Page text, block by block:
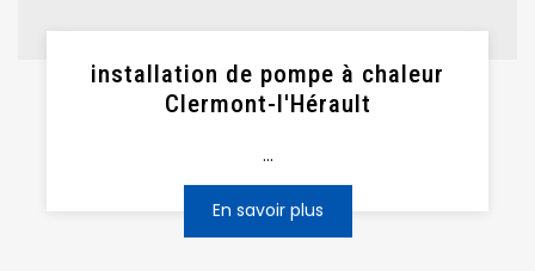
installation de pompe à chaleur
Clermont-l'Hérault
...
En savoir plus